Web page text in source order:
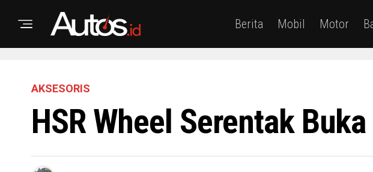
Berita Mobil Motor
AKSESORIS
HSR Wheel Serentak